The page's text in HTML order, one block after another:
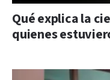
Qué explica la
quienes